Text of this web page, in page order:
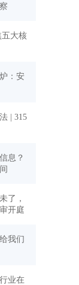
大核
：安
| 315
息？
了，
开庭
我们
业在